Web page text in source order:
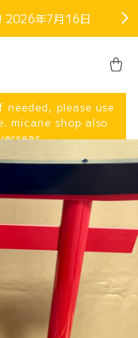
2026年7月16日
please use
micane shop also